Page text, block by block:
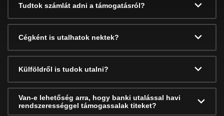
Tudtok számlát adni a támogatásról?
Cégként is utalhatok nektek?
Külföldről is tudok utalni?
Van-e lehetőség arra, hogy banki utalással havi
rendszerességgel támogassalak titeket?